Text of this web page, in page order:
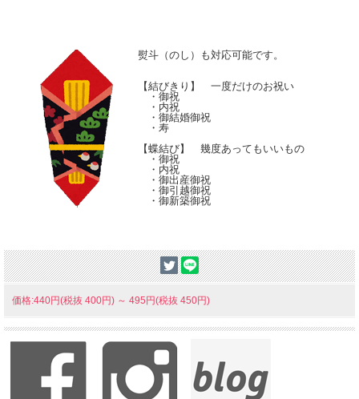
熨斗（のし）も対応可能です。
【結びきり】 一度だけのお祝い
・御祝
・内祝
・御結婚御祝
・寿
【蝶結び】 幾度あってもいいもの
・御祝
・内祝
・御出産御祝
・御引越御祝
・御新築御祝
価格:440円(税抜 400円) ～ 495円(税抜 450円)